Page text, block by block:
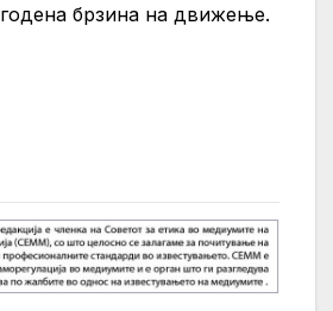
брзина на движење.